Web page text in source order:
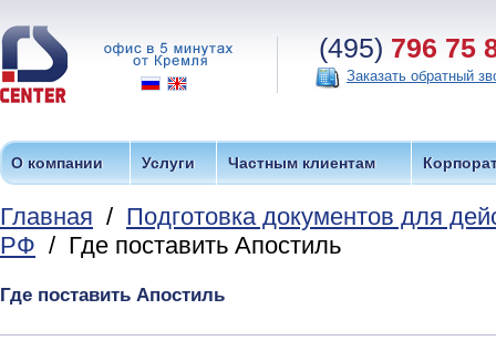
(495) 796 75
Заказать обратный
О компании Услуги Частным клиентам
Главная / Подготовка документов для
РФ / Где поставить Апостиль
Где поставить Апостиль